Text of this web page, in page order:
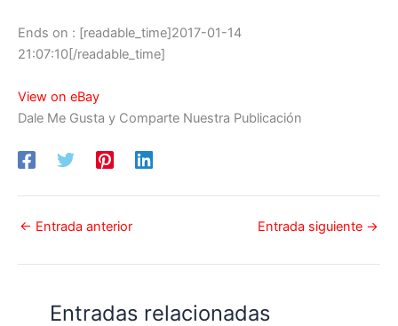
Ends on : [readable_time]2017-01-14
21:07:10[/readable_time]
View on eBay
Dale Me Gusta y Comparte Nuestra Publicación
← Entrada anterior Entrada siguiente →
Entradas relacionadas